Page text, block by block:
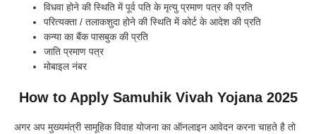
विधवा होने की स्थिति में पूर्व पति के मृत्यु प्रमाण पत्र की प्रति
परित्यक्ता / तलाकशुदा होने की स्थिति में कोर्ट के आदेश की प्रति
कन्या का बैंक पासबुक की प्रति
जाति प्रमाण पत्र
मोबाइल नंबर
How to Apply Samuhik Vivah Yojana 2025
अगर अप मुख्यमंत्री सामूहिक विवाह योजना का ऑनलाइन आवेदन करना चाहते है तो